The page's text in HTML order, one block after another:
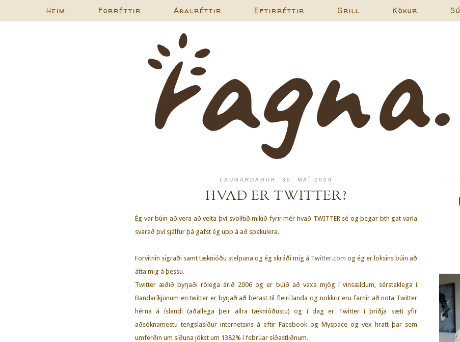
Heim Forréttir Aðalréttir Eftirréttir Grill Kökur
LAUGARDAGUR, 30. MAÍ 2009
HVAÐ ER TWITTER?
Ég var búin að vera að velta því svolítið mikið fyrir mér hvað TWITTER sé og þegar bth gat varla
svarað því sjálfur þá gafst ég upp á að spekulera.
Forvitnin sigraði samt tæknióðu stelpuna og ég skráði mig á Twitter.com og ég er loksins búin að
átta mig á þessu.
Twitter æðið byrjaði rólega árið 2006 og er búið að vaxa mjög í vinsældum, sérstaklega í
Bandaríkjunum en twitter er byrjað að berast til fleiri landa og nokkrir eru farnir að nota Twitter
hérna á íslandi (aðallega þeir allra tæknióðustu) og í dag er Twitter í þriðja sæti yfir
aðsóknamestu tengslasíður internetsins á eftir Facebook og Myspace og vex hratt þar sem
umferðin um síðuna jókst um 1382% í febrúar síðastliðnum.